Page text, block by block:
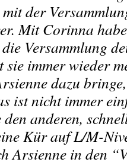
der
Mit Corinna
Versammlung
immer wieder
dazu
ist nicht immer
anderen,
Kür auf L/M-
Arsienne in den